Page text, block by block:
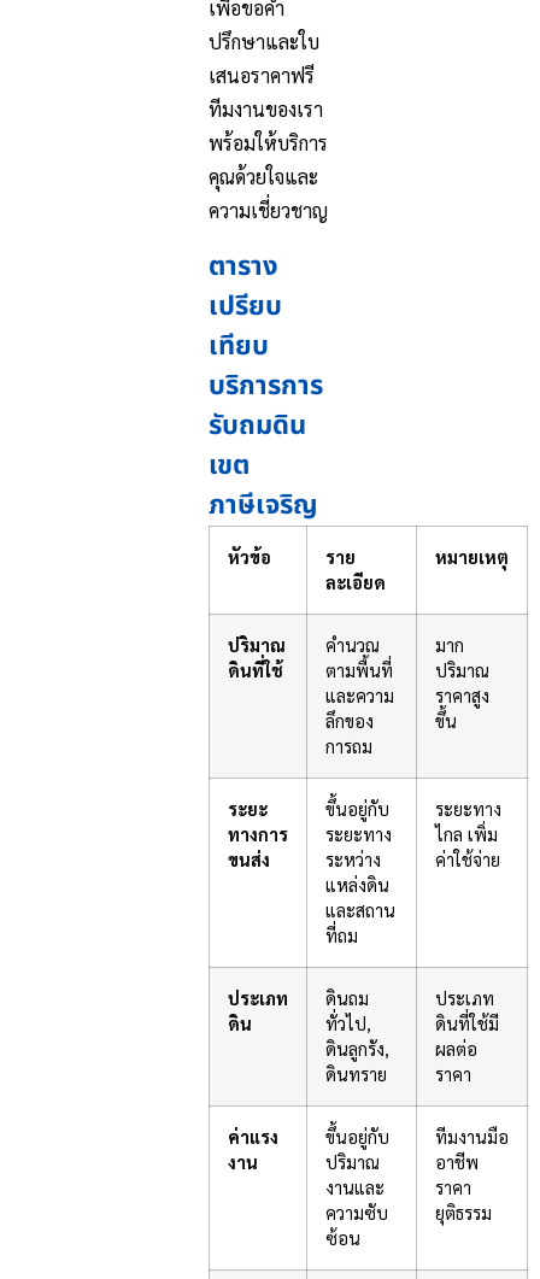
เพื่อขอคำ
ปรึกษาและใบ
เสนอราคาฟรี
ทีมงานของเรา
พร้อมให้บริการ
คุณด้วยใจและ
ความเชี่ยวชาญ
ตาราง
เปรียบ
เทียบ
บริการการ
รับถมดิน
เขต
ภาษีเจริญ
หัวข้อ
ราย
ละเอียด
หมายเหตุ
ปริมาณ
ดินที่ใช้
คำนวณ
ตามพื้นที่
และความ
ลึกของ
การถม
มาก
ปริมาณ
ราคาสูง
ขึ้น
ระยะ
ทางการ
ขนส่ง
ขึ้นอยู่กับ
ระยะทาง
ระหว่าง
แหล่งดิน
และสถาน
ที่ถม
ระยะทาง
ไกล เพิ่ม
ค่าใช้จ่าย
ประเภท
ดิน
ดินถม
ทั่วไป,
ดินลูกรัง,
ดินทราย
ประเภท
ดินที่ใช้มี
ผลต่อ
ราคา
ค่าแรง
งาน
ขึ้นอยู่กับ
ปริมาณ
งานและ
ความซับ
ซ้อน
ทีมงานมือ
อาชีพ
ราคา
ยุติธรรม